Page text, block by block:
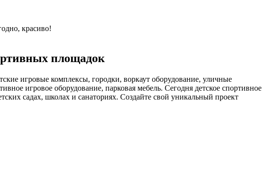
красиво!
площадок
игровые комплексы, городки, воркаут оборудование, уличные
игровое оборудование, парковая мебель. Сегодня детское спортивное
садах, школах и санаториях. Создайте свой уникальный проект